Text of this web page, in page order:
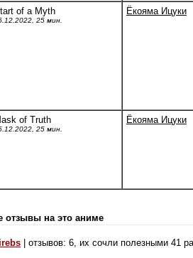
of a Myth
25 мин.
Ёкояма Ицуки
of Truth
25 мин.
Ёкояма Ицуки
отзывы на это аниме
| отзывов: 6, их сочли полезными 41